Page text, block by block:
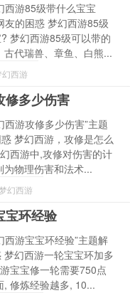
西游85级带什么宝宝
友的困惑 梦幻西游85级
梦幻西游85级可以带的
古代瑞兽、章鱼、白熊...
幻西游
修多少伤害
西游攻修多少伤害”主题
梦幻西游，攻修是怎么
西游中,攻修对伤害的计
为物理伤害和法术...
幻西游
宝环经验
西游宝宝环经验”主题解
梦幻西游一轮宝宝环加多
宝宝修一轮需要750点
, 修炼经验越多, 10...